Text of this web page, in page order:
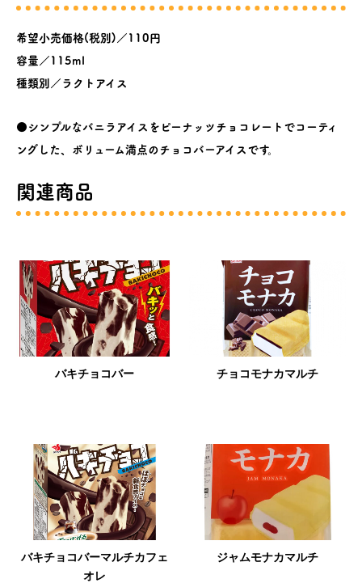
希望小売価格(税別)／110円
容量／115ml
種類別／ラクトアイス
●シンプルなバニラアイスをピーナッツチョコレートでコーティ
ングした、ボリューム満点のチョコバーアイスです。
関連商品
バキチョコバー チョコモナカマルチ
バキチョコバーマルチカフェ
オレ
ジャムモナカマルチ